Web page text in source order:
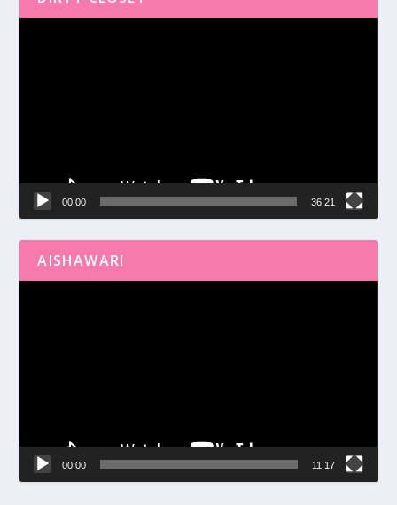
00:00 36:21
AISHAWARI
00:00 11:17